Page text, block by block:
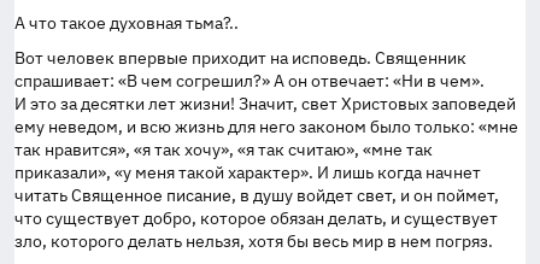
А что такое духовная тьма?..
Вот человек впервые приходит на исповедь. Священник
спрашивает: «В чем согрешил?» А он отвечает: «Ни в чем».
И это за десятки лет жизни! Значит, свет Христовых заповедей
ему неведом, и всю жизнь для него законом было только: «мне
так нравится», «я так хочу», «я так считаю», «мне так
приказали», «у меня такой характер». И лишь когда начнет
читать Священное писание, в душу войдет свет, и он поймет,
что существует добро, которое обязан делать, и существует
зло, которого делать нельзя, хотя бы весь мир в нем погряз.